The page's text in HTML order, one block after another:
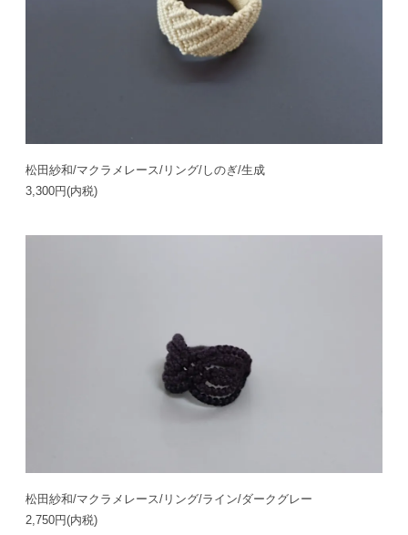
松田紗和/マクラメレース/リング/しのぎ/生成
3,300円(内税)
松田紗和/マクラメレース/リング/ライン/ダークグレー
2,750円(内税)